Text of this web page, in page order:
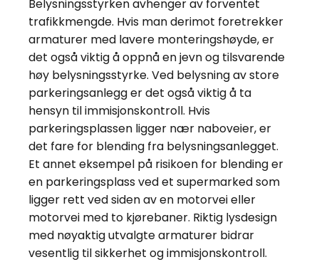
Belysningsstyrken avhenger av forventet
trafikkmengde. Hvis man derimot foretrekker
armaturer med lavere monteringshøyde, er
det også viktig å oppnå en jevn og tilsvarende
høy belysningsstyrke. Ved belysning av store
parkeringsanlegg er det også viktig å ta
hensyn til immisjonskontroll. Hvis
parkeringsplassen ligger nær naboveier, er
det fare for blending fra belysningsanlegget.
Et annet eksempel på risikoen for blending er
en parkeringsplass ved et supermarked som
ligger rett ved siden av en motorvei eller
motorvei med to kjørebaner. Riktig lysdesign
med nøyaktig utvalgte armaturer bidrar
vesentlig til sikkerhet og immisjonskontroll.